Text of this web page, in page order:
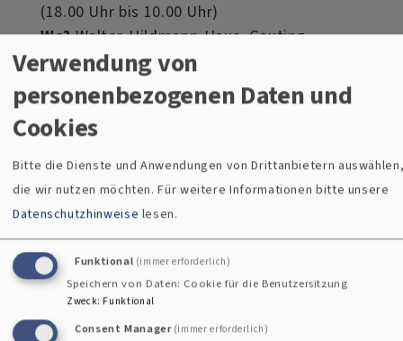
(18.00 Uhr bis 10.00 Uhr)
Wo?Walter-Hildmann-Haus, Gauting
Für wen?Kinder von 6 bis 10 Jahren
Bringe deine Freunde mit und erlebe eine
unvergessliche Nacht voller Geschichten,
Spaß und Überraschungen!
Melde dich jetzt an – wir freuen uns auf
Verwendung von
personenbezogenen Daten und
Cookies
Bitte die Dienste und Anwendungen von Drittanbietern
die wir nutzen möchten.Für weitere Informationen bitte unsere
Datenschutzhinweise lesen.
Funktional (immer erforderlich)
Speichern von Daten: Cookie für die Benutzersitzung
Zweck: Funktional
Consent Manager (immer erforderlich)